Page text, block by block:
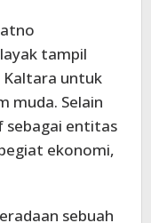
tampil
Kaltara untuk
muda. Selain
sebagai entitas
ekonomi,
sebuah